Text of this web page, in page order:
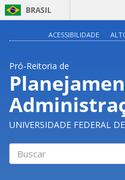
BRASIL
ACESSIBILIDADE
Pró-Reitoria de
UNIVERSIDADE FEDERAL